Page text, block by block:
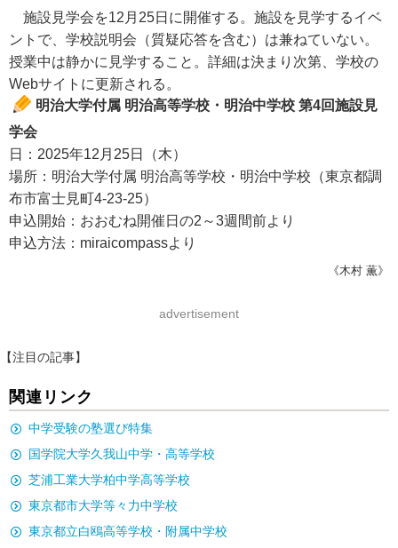
施設見学会を12月25日に開催する。施設を見学するイベ
ントで、学校説明会（質疑応答を含む）は兼ねていない。
授業中は静かに見学すること。詳細は決まり次第、学校の
Webサイトに更新される。
明治大学付属 明治高等学校・明治中学校 第4回施設見
学会
日：2025年12月25日（木）
場所：明治大学付属 明治高等学校・明治中学校（東京都調
布市富士見町4-23-25）
申込開始：おおむね開催日の2～3週間前より
申込方法：miraicompassより
《木村 薫》
advertisement
【注目の記事】
関連リンク
中学受験の塾選び特集
国学院大学久我山中学・高等学校
芝浦工業大学柏中学高等学校
東京都市大学等々力中学校
東京都立白鴎高等学校・附属中学校